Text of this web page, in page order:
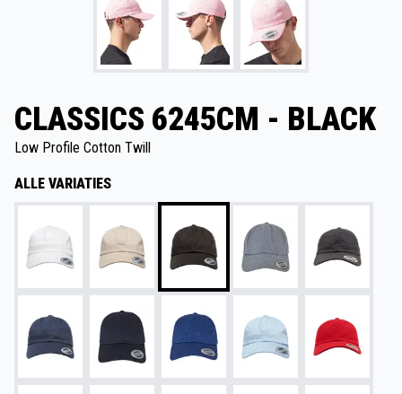
CLASSICS 6245CM - BLACK
Low Profile Cotton Twill
ALLE VARIATIES